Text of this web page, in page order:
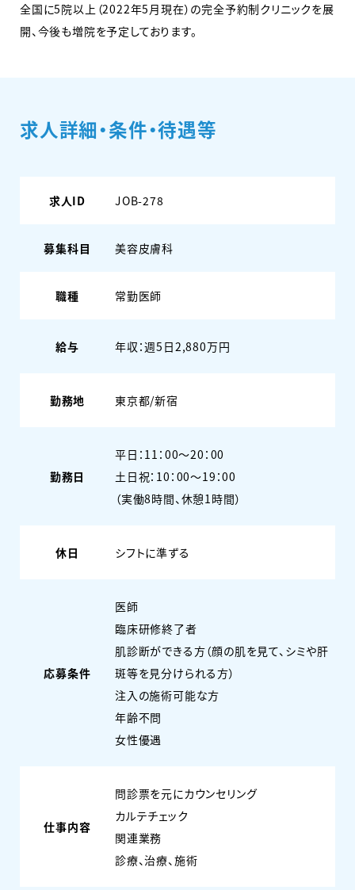
全国に5院以上（2022年5月現在）の完全予約制クリニックを展
開、今後も増院を予定しております。
求人詳細・条件・待遇等
求人ID JOB-278
募集科目 美容皮膚科
職種 常勤医師
給与 年収：週5日2,880万円
勤務地 東京都/新宿
勤務日
平日：11：00～20：00
土日祝：10：00～19：00
（実働8時間、休憩1時間）
休日 シフトに準ずる
応募条件
医師
臨床研修終了者
肌診断ができる方（顔の肌を見て、シミや肝
斑等を見分けられる方）
注入の施術可能な方
年齢不問
女性優遇
仕事内容
問診票を元にカウンセリング
カルテチェック
関連業務
診療、治療、施術